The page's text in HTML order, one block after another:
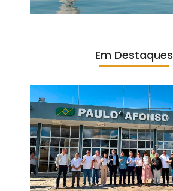
Em Destaques